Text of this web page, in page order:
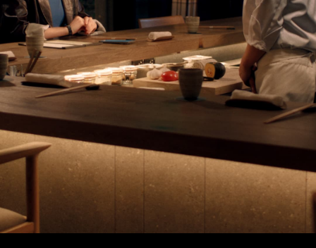
Grabadora
IA
Tu capturador de
inspiración
AI
Film
Convierte tus ideas en